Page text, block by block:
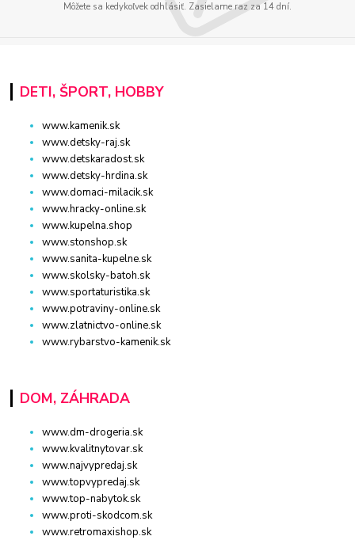
Môžete sa kedykoľvek odhlásiť. Zasielame raz za 14 dní.
DETI, ŠPORT, HOBBY
www.kamenik.sk
www.detsky-raj.sk
www.detskaradost.sk
www.detsky-hrdina.sk
www.domaci-milacik.sk
www.hracky-online.sk
www.kupelna.shop
www.stonshop.sk
www.sanita-kupelne.sk
www.skolsky-batoh.sk
www.sportaturistika.sk
www.potraviny-online.sk
www.zlatnictvo-online.sk
www.rybarstvo-kamenik.sk
DOM, ZÁHRADA
www.dm-drogeria.sk
www.kvalitnytovar.sk
www.najvypredaj.sk
www.topvypredaj.sk
www.top-nabytok.sk
www.proti-skodcom.sk
www.retromaxishop.sk